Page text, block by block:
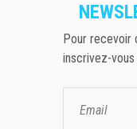
Pour recevoir
inscrivez-